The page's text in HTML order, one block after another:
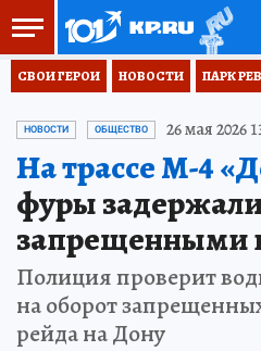
СВОИ ГЕРОИ НОВОСТИ ПАРК
НОВОСТИ ОБЩЕСТВО 26 мая 2026
На трассе М-4
фуры
запрещенными
Полиция проверит
на оборот
рейда на Дону